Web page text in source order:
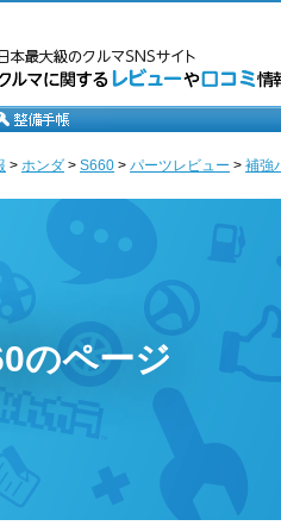
> ホンダ > S660 > パーツレビュー > 補強
のページ